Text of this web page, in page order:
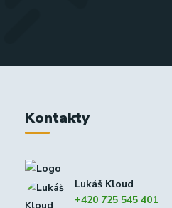
Kontakty
Lukáš Kloud
+420 725 545 401